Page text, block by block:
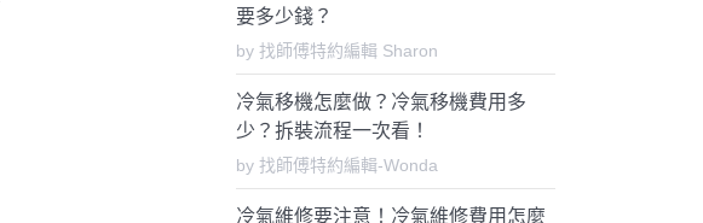
要多少錢？
by 找師傅特約編輯 Sharon
冷氣移機怎麼做？冷氣移機費用多
少？拆裝流程一次看！
by 找師傅特約編輯-Wonda
冷氣維修要注意！冷氣維修費用怎麼